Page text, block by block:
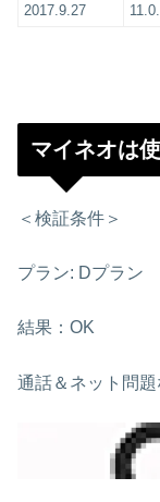
2017.9.27
マイネオは
＜検証条件＞
プラン: Dプラン
結果：OK
通話＆ネット問題